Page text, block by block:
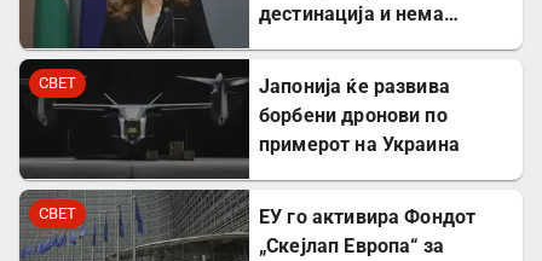
дестинација и нема
СВЕТ
Јапонија ќе развива
борбени дронови по
примерот на Украина
СВЕТ
ЕУ го активира Фондот
„Скејлап Европа“ за